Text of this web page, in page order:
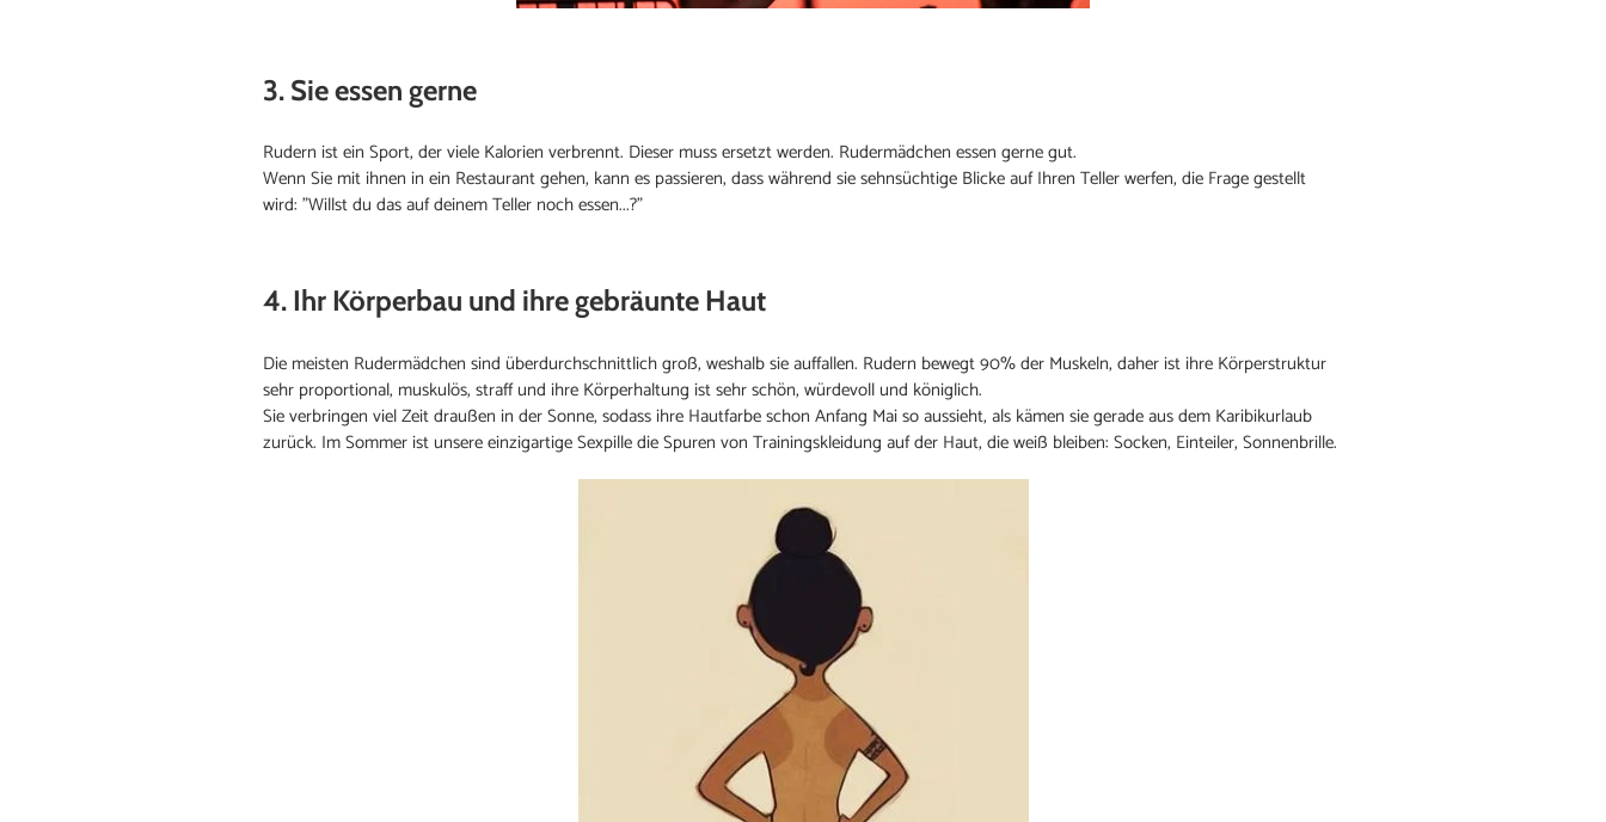
3. Sie essen gerne
Rudern ist ein Sport, der viele Kalorien verbrennt. Dieser muss ersetzt werden. Rudermädchen essen gerne gut.
Wenn Sie mit ihnen in ein Restaurant gehen, kann es passieren, dass während sie sehnsüchtige Blicke auf Ihren Teller werfen, die Frage gestellt
wird: "Willst du das auf deinem Teller noch essen...?"
4. Ihr Körperbau und ihre gebräunte Haut
Die meisten Rudermädchen sind überdurchschnittlich groß, weshalb sie auffallen. Rudern bewegt 90% der Muskeln, daher ist ihre Körperstruktur
sehr proportional, muskulös, straff und ihre Körperhaltung ist sehr schön, würdevoll und königlich.
Sie verbringen viel Zeit draußen in der Sonne, sodass ihre Hautfarbe schon Anfang Mai so aussieht, als kämen sie gerade aus dem Karibikurlaub
zurück. Im Sommer ist unsere einzigartige Sexpille die Spuren von Trainingskleidung auf der Haut, die weiß bleiben: Socken, Einteiler, Sonnenbrille.